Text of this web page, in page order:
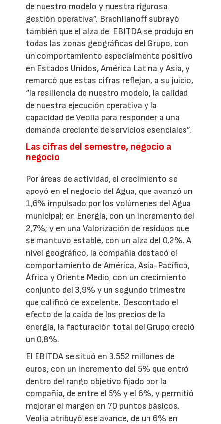
de nuestro modelo y nuestra rigurosa
gestión operativa”. Brachlianoff subrayó
también que el alza del EBITDA se produjo en
todas las zonas geográficas del Grupo, con
un comportamiento especialmente positivo
en Estados Unidos, América Latina y Asia, y
remarcó que estas cifras reflejan, a su juicio,
“la resiliencia de nuestro modelo, la calidad
de nuestra ejecución operativa y la
capacidad de Veolia para responder a una
demanda creciente de servicios esenciales”.
Las cifras del semestre, negocio a
negocio
Por áreas de actividad, el crecimiento se
apoyó en el negocio del Agua, que avanzó un
1,6% impulsado por los volúmenes del Agua
municipal; en Energía, con un incremento del
2,7%; y en una Valorización de residuos que
se mantuvo estable, con un alza del 0,2%. A
nivel geográfico, la compañía destacó el
comportamiento de América, Asia-Pacífico,
África y Oriente Medio, con un crecimiento
conjunto del 3,9% y un segundo trimestre
que calificó de excelente. Descontado el
efecto de la caída de los precios de la
energía, la facturación total del Grupo creció
un 0,8%.
El EBITDA se situó en 3.552 millones de
euros, con un incremento del 5% que entró
dentro del rango objetivo fijado por la
compañía, de entre el 5% y el 6%, y permitió
mejorar el margen en 70 puntos básicos.
Veolia atribuyó ese avance, de un 6% en